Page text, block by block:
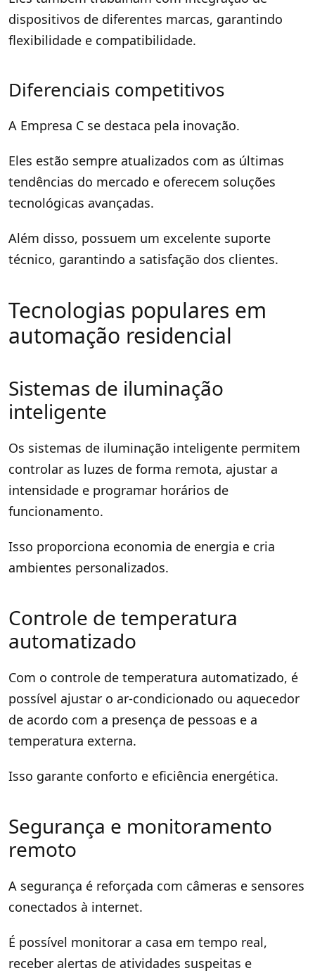
dispositivos de diferentes marcas, garantindo
flexibilidade e compatibilidade.
Diferenciais competitivos
A Empresa C se destaca pela inovação.
Eles estão sempre atualizados com as últimas
tendências do mercado e oferecem soluções
tecnológicas avançadas.
Além disso, possuem um excelente suporte
técnico, garantindo a satisfação dos clientes.
Tecnologias populares em
automação residencial
Sistemas de iluminação
inteligente
Os sistemas de iluminação inteligente permitem
controlar as luzes de forma remota, ajustar a
intensidade e programar horários de
funcionamento.
Isso proporciona economia de energia e cria
ambientes personalizados.
Controle de temperatura
automatizado
Com o controle de temperatura automatizado, é
possível ajustar o ar-condicionado ou aquecedor
de acordo com a presença de pessoas e a
temperatura externa.
Isso garante conforto e eficiência energética.
Segurança e monitoramento
remoto
A segurança é reforçada com câmeras e sensores
conectados à internet.
É possível monitorar a casa em tempo real,
receber alertas de atividades suspeitas e